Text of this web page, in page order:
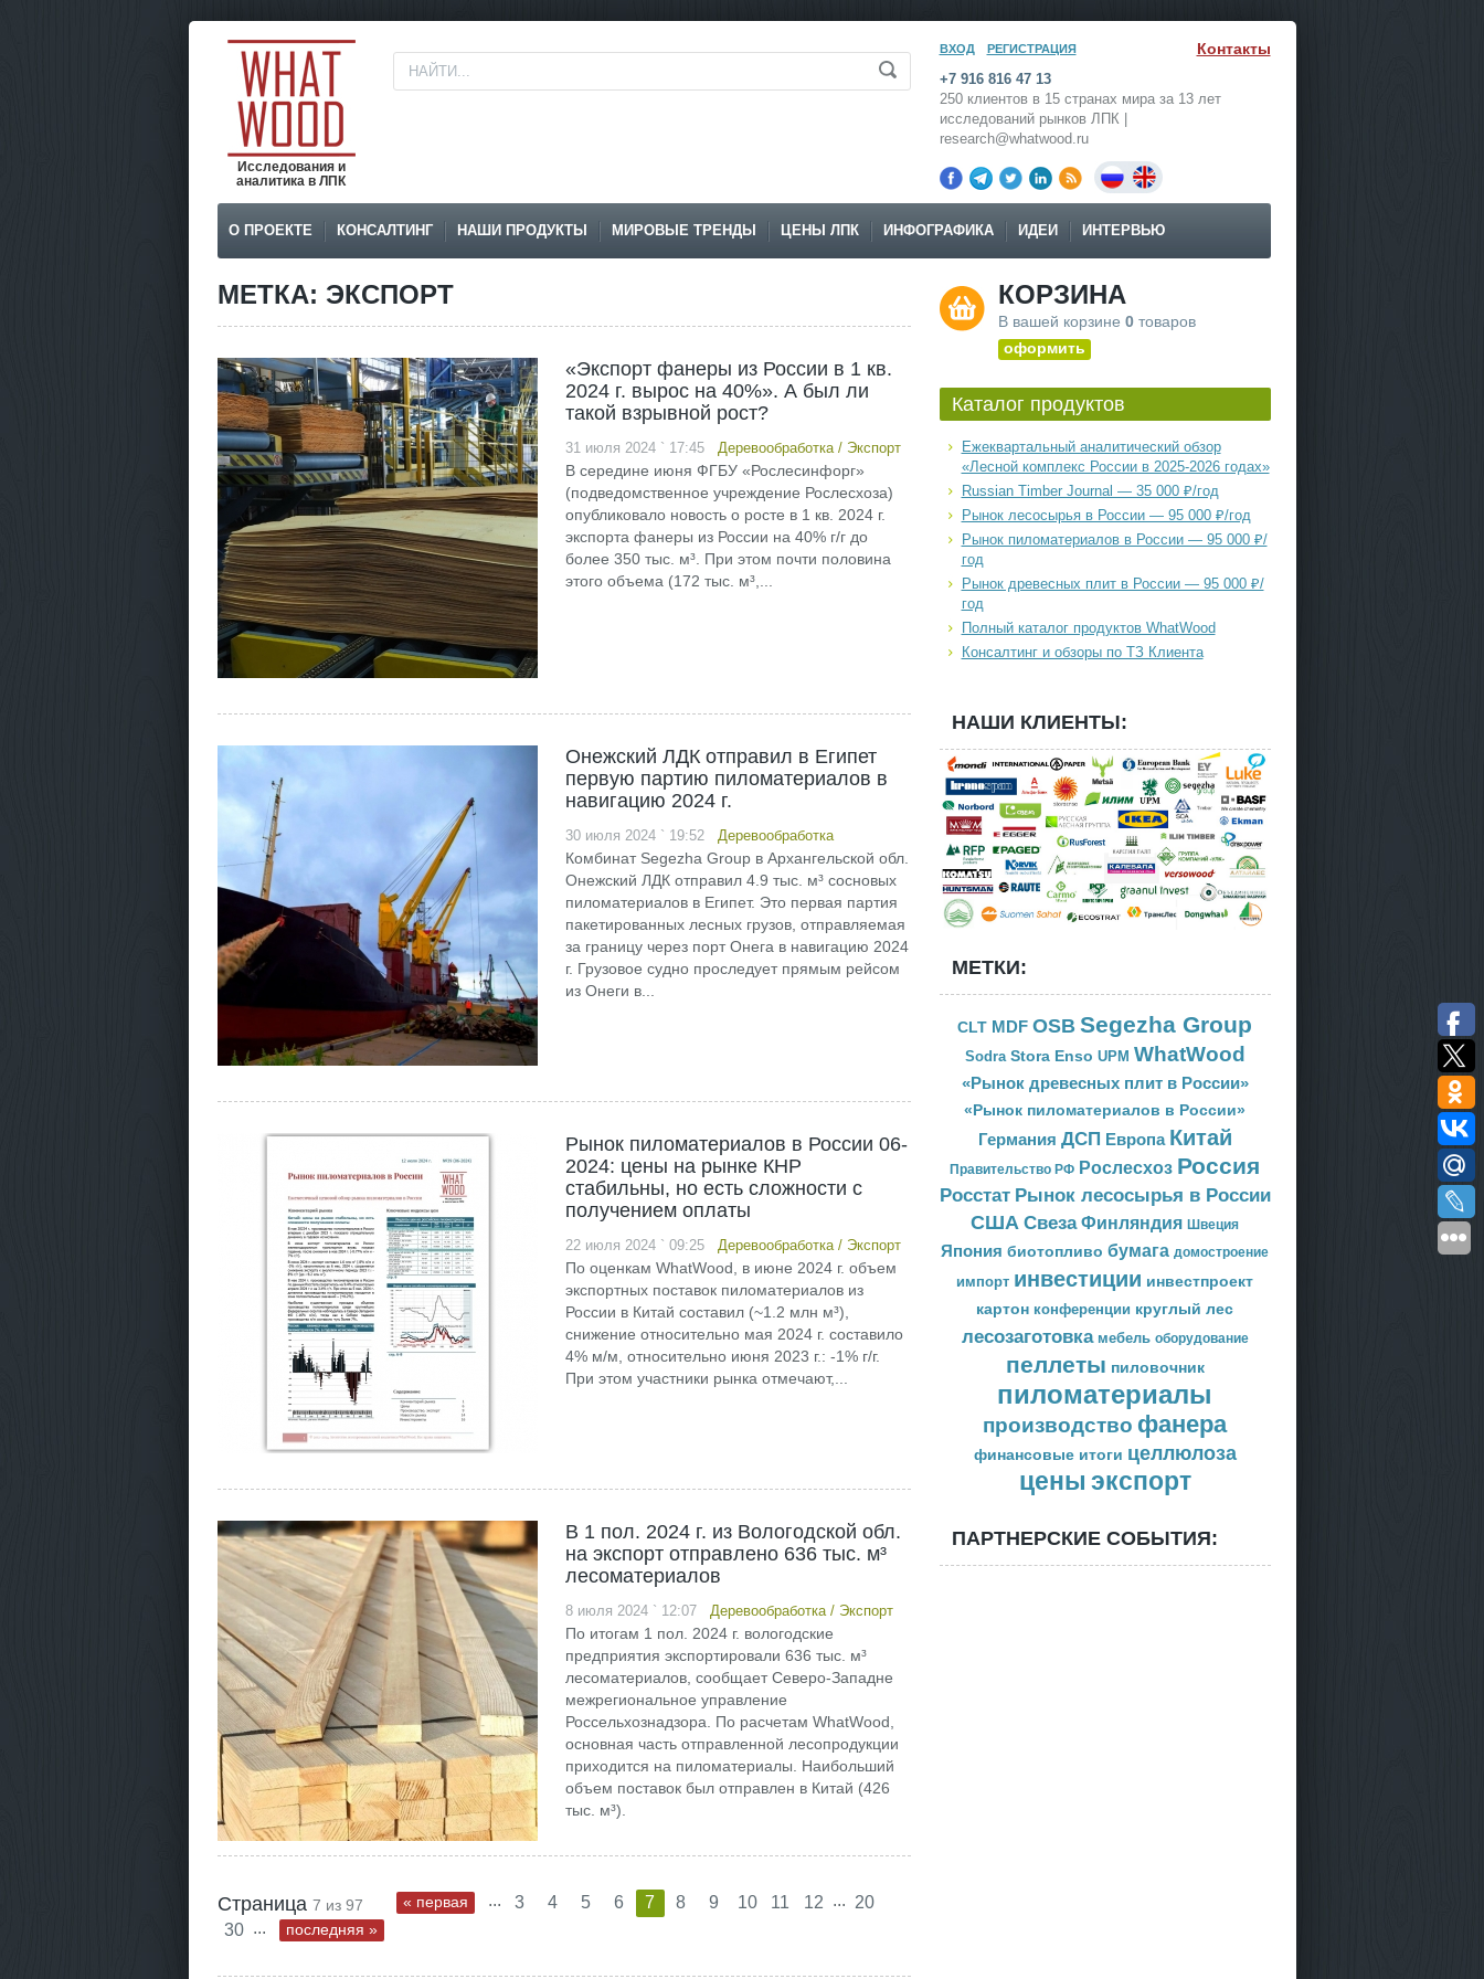
Исследования и
аналитика в ЛПК
ВХОД РЕГИСТРАЦИЯ Контакты
+7 916 816 47 13
250 клиентов в 15 странах мира за 13 лет
исследований рынков ЛПК |
research@whatwood.ru
О ПРОЕКТЕ КОНСАЛТИНГ НАШИ ПРОДУКТЫ МИРОВЫЕ ТРЕНДЫ ЦЕНЫ ЛПК ИНФОГРАФИКА ИДЕИ ИНТЕРВЬЮ
МЕТКА: ЭКСПОРТ
«Экспорт фанеры из России в 1 кв.
2024 г. вырос на 40%». А был ли
такой взрывной рост?
31 июля 2024 ` 17:45 Деревообработка/ Экспорт
В середине июня ФГБУ «Рослесинфорг»
(подведомственное учреждение Рослесхоза)
опубликовало новость о росте в 1 кв. 2024 г.
экспорта фанеры из России на 40% г/г до
более 350 тыс. м³. При этом почти половина
этого объема (172 тыс. м³,...
Онежский ЛДК отправил в Египет
первую партию пиломатериалов в
навигацию 2024 г.
30 июля 2024 ` 19:52 Деревообработка
Комбинат Segezha Group в Архангельской обл.
Онежский ЛДК отправил 4.9 тыс. м³ сосновых
пиломатериалов в Египет. Это первая партия
пакетированных лесных грузов, отправляемая
за границу через порт Онега в навигацию 2024
г. Грузовое судно проследует прямым рейсом
из Онеги в...
Рынок пиломатериалов в России 06-
2024: цены на рынке КНР
стабильны, но есть сложности с
получением оплаты
22 июля 2024 ` 09:25 Деревообработка/ Экспорт
По оценкам WhatWood, в июне 2024 г. объем
экспортных поставок пиломатериалов из
России в Китай составил (~1.2 млн м³),
снижение относительно мая 2024 г. составило
4% м/м, относительно июня 2023 г.: -1% г/г.
При этом участники рынка отмечают,...
В 1 пол. 2024 г. из Вологодской обл.
на экспорт отправлено 636 тыс. м³
лесоматериалов
8 июля 2024 ` 12:07 Деревообработка/ Экспорт
По итогам 1 пол. 2024 г. вологодские
предприятия экспортировали 636 тыс. м³
лесоматериалов, сообщает Северо-Западне
межрегиональное управление
Россельхознадзора. По расчетам WhatWood,
основная часть отправленной лесопродукции
приходится на пиломатериалы. Наибольший
объем поставок был отправлен в Китай (426
тыс. м³).
Страница 7 из 97 « первая ... 3 4 5 6 7 8 9 10 11 12 ... 20
30 ... последняя »
КОРЗИНА
В вашей корзине 0товаров
оформить
Каталог продуктов
Ежеквартальный аналитический обзор
«Лесной комплекс России в 2025-2026 годах»
Russian Timber Journal — 35 000 ₽/год
Рынок лесосырья в России — 95 000 ₽/год
Рынок пиломатериалов в России — 95 000 ₽/
год
Рынок древесных плит в России — 95 000 ₽/
год
Полный каталог продуктов WhatWood
Консалтинг и обзоры по ТЗ Клиента
НАШИ КЛИЕНТЫ:
МЕТКИ:
CLT MDF OSB Segezha Group
Sodra Stora Enso UPM WhatWood
«Рынок древесных плит в России»
«Рынок пиломатериалов в России»
Германия ДСП Европа Китай
Правительство РФ Рослесхоз Россия
Росстат Рынок лесосырья в России
США Свеза Финляндия Швеция
Япония биотопливо бумага домостроение
импорт инвестиции инвестпроект
картон конференции круглый лес
лесозаготовка мебель оборудование
пеллеты пиловочник
пиломатериалы
производство фанера
финансовые итоги целлюлоза
цены экспорт
ПАРТНЕРСКИЕ СОБЫТИЯ: